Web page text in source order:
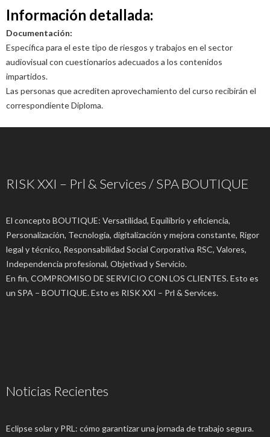
Información detallada:
Documentación:
Específica para el este tipo de riesgos y trabajos en el sector
audiovisual con cuestionarios adecuados a los contenidos
impartidos.
Las personas que acrediten aprovechamiento del curso recibirán el
correspondiente Diploma.
RISK XXI – Prl & Services / SPA BOUTIQUE
El concepto BOUTIQUE: Versatilidad, Equilibrio y eficiencia,
Personalización, Tecnología, digitalización y mejora constante, Rigor
legal y técnico, Responsabilidad Social Corporativa RSC, Valores,
Independencia profesional, Objetivad y Servicio.
En fin, COMPROMISO DE SERVICIO CON LOS CLIENTES. Esto es
un SPA – BOUTIQUE. Esto es RISK XXI – Prl & Services.
Noticias Recientes
Eclipse solar y PRL: cómo garantizar una jornada de trabajo segura.